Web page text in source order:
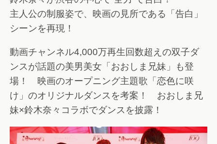
主人公の制服姿で、映画の見所である「告白」
シーンを再現！
動画チャンネル4,000万再生回数超えの双子ダ
ンスが話題の美男美女「おおしま兄妹」も登
場！ 映画のオープニング主題歌「恋色に咲
け」のオリジナルダンスを考案！ おおしま兄
妹×鈴木奈々コラボでダンスを披露！